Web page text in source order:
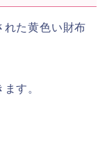
れた黄色い財布
す。